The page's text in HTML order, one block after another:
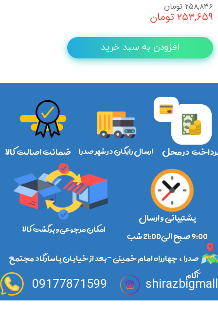
۲۵۸,۸۳۶ تومان
۲۵۳,۶۵۹ تومان
افزودن به سبد خرید
ارسال رایگان در شهر صدرا در محل
امکان مرجوعی و برگشت کالا
ضمانت اصالت کالا
صدرا ، چهارراه امام خمینی -بعد از خیابان پاسارگاد مجتمع
آکام
09177871599
پشتیبانی و ارسال
​​​​​​​9:00 صبح الی21:00 شب